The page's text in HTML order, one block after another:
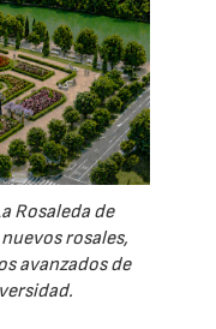
Rosaleda de
rosales,
avanzados de